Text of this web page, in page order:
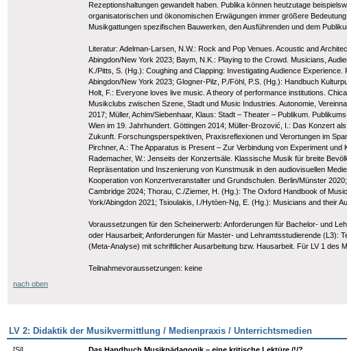
Rezeptionshaltungen gewandelt haben. Publika können heutzutage
organisatorischen und ökonomischen Erwägungen immer größere
Musikgattungen spezifischen Bauwerken, den Ausführenden und dem
Literatur: Adelman-Larsen, N.W.: Rock and Pop Venues. Acoustic and
Abingdon/New York 2023; Baym, N.K.: Playing to the Crowd. Musicians,
K./Pitts, S. (Hg.): Coughing and Clapping: Investigating Audience
Abingdon/New York 2023; Glogner-Pilz, P./Föhl, P.S. (Hg.): Handbuch
Holt, F.: Everyone loves live music. A theory of performance institutions.
Musikclubs zwischen Szene, Stadt und Music Industries. Autonomie,
2017; Müller, Achim/Siebenhaar, Klaus: Stadt – Theater – Publikum.
Wien im 19. Jahrhundert. Göttingen 2014; Müller-Brozović, I.: Das Konzert
Zukunft. Forschungsperspektiven, Praxisreflexionen und Verortungen im
Pirchner, A.: The Apparatus is Present – Zur Verbindung von Experiment
Rademacher, W.: Jenseits der Konzertsäle. Klassische Musik für breite
Repräsentation und Inszenierung von Kunstmusik in den audiovisuellen
Kooperation von Konzertveranstalter und Grundschulen. Berlin/Münster
Cambridge 2024; Thorau, C./Ziemer, H. (Hg.): The Oxford Handbook of
York/Abingdon 2021; Tsioulakis, I./Hytöen-Ng, E. (Hg.): Musicians and their
Voraussetzungen für den Scheinerwerb: Anforderungen für Bachelor- und
oder Hausarbeit; Anforderungen für Master- und Lehramtsstudierende (L3):
(Meta-Analyse) mit schriftlicher Ausarbeitung bzw. Hausarbeit. Für LV 1 des
Teilnahmevoraussetzungen: keine
nach oben
LV 2: Didaktik der Musikvermittlung / Medienpraxis / Unterrichtsmedien
[Si] Das Handbuch Musikpädagogik – eine kritische Lektüre./!/?